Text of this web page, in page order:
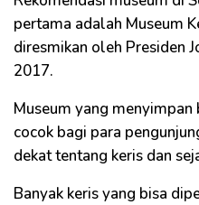
pertama adalah Museum
diresmikan oleh Presiden
2017.
Museum yang menyimpan
cocok bagi para
dekat tentang keris dan
Banyak keris yang bisa